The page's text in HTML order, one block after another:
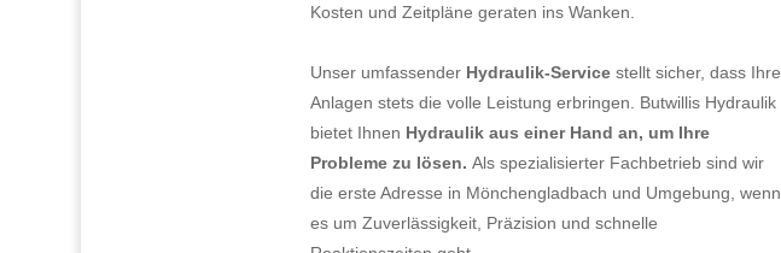
Kosten und Zeitpläne geraten ins Wanken.
Unser umfassender Hydraulik-Service stellt sicher, dass Ihre
Anlagen stets die volle Leistung erbringen. Butwillis Hydraulik
bietet Ihnen Hydraulik aus einer Handan, um Ihre
Problemezu lösen.Als spezialisierter Fachbetrieb sind wir
die erste Adresse in Mönchengladbach und Umgebung, wenn
es um Zuverlässigkeit, Präzision und schnelle